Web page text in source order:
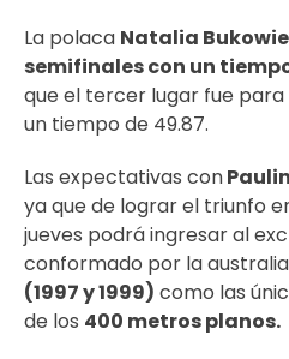
La polaca Natalia
semifinales con un
que el tercer lugar fue para
un tiempo de 49.87.
Las expectativas con
ya que de lograr el triunfo
jueves podrá ingresar al
conformado por la
(1997 y 1999) como las
de los 400 metros planos.